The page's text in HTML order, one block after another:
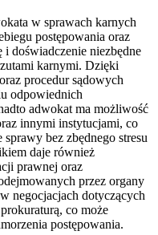
w sprawach karnych
postępowania oraz
doświadczenie niezbędne
karnymi. Dzięki
procedur sądowych
odpowiednich
adwokat ma możliwość
innymi instytucjami, co
bez zbędnego stresu
daje również
prawnej oraz
przez organy
negocjacjach dotyczących
co może
postępowania.